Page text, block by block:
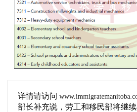
详情请访问
部长补充说，劳工和移民部将继